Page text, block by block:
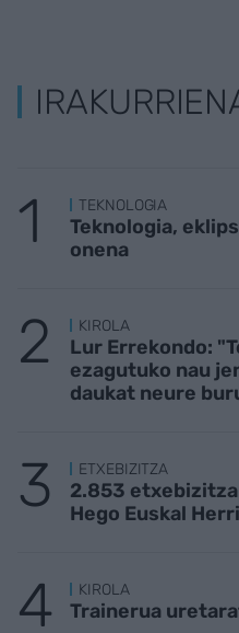
TEKNOLOGIA
Teknologia,
onena
KIROLA
Lur Errekondo:
ezagutuko nau
daukat neure
ETXEBIZITZA
2.853
Hego Euskal
KIROLA
Trainerua